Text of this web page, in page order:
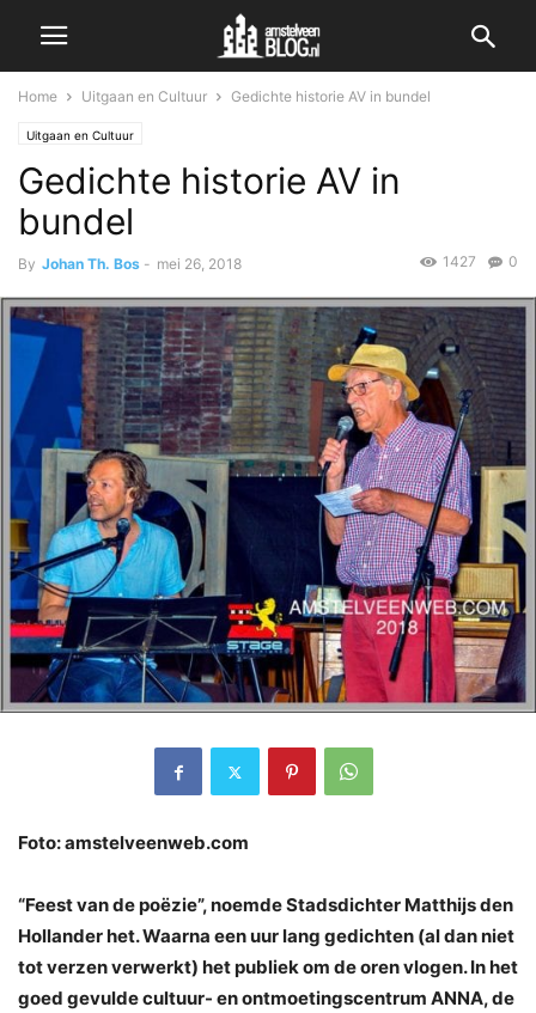
Home Uitgaan en Cultuur Gedichte historie AV in bundel
Uitgaan en Cultuur
Gedichte historie AV in
bundel
By Johan Th. Bos - mei 26, 2018 0
1427
Foto: amstelveenweb.com
“Feest van de poëzie”, noemde Stadsdichter Matthijs den
Hollander het. Waarna een uur lang gedichten (al dan niet
tot verzen verwerkt) het publiek om de oren vlogen. In het
goed gevulde cultuur- en ontmoetingscentrum ANNA, de